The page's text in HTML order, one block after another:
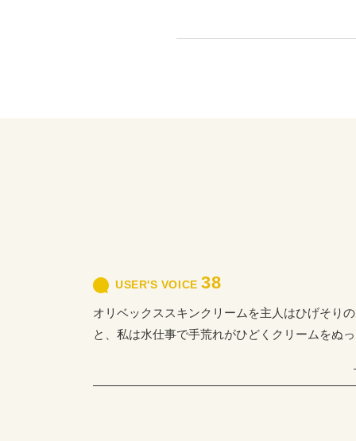
USER'S VOICE38
オリベックススキンクリームを主人はひげそり
と、私は水仕事で手荒れがひどくクリームをぬ